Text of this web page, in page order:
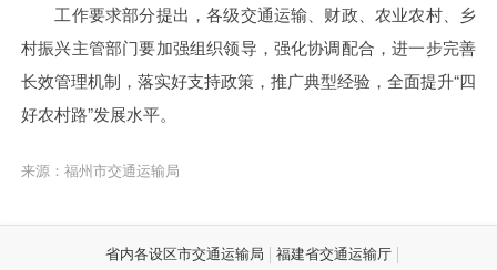
工作要求部分提出，各级交通运输、财政、农业农村、乡
村振兴主管部门要加强组织领导，强化协调配合，进一步完善
长效管理机制，落实好支持政策，推广典型经验，全面提升“四
好农村路”发展水平。
来源：福州市交通运输局
省内各设区市交通运输局 福建省交通运输厅